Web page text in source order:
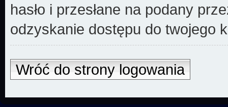
hasło i przesłane na podany
odzyskanie dostępu do twojego
Wróć do strony logowania